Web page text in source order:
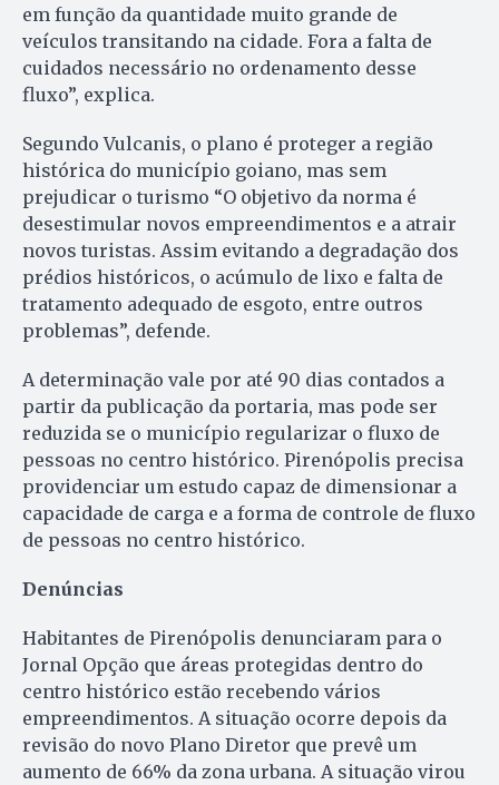
em função da quantidade muito grande de
veículos transitando na cidade. Fora a falta de
cuidados necessário no ordenamento desse
fluxo”, explica.
Segundo Vulcanis, o plano é proteger a região
histórica do município goiano, mas sem
prejudicar o turismo “O objetivo da norma é
desestimular novos empreendimentos e a atrair
novos turistas. Assim evitando a degradação dos
prédios históricos, o acúmulo de lixo e falta de
tratamento adequado de esgoto, entre outros
problemas”, defende.
A determinação vale por até 90 dias contados a
partir da publicação da portaria, mas pode ser
reduzida se o município regularizar o fluxo de
pessoas no centro histórico. Pirenópolis precisa
providenciar um estudo capaz de dimensionar a
capacidade de carga e a forma de controle de fluxo
de pessoas no centro histórico.
Denúncias
Habitantes de Pirenópolis denunciaram para o
Jornal Opção que áreas protegidas dentro do
centro histórico estão recebendo vários
empreendimentos. A situação ocorre depois da
revisão do novo Plano Diretor que prevê um
aumento de 66% da zona urbana. A situação virou